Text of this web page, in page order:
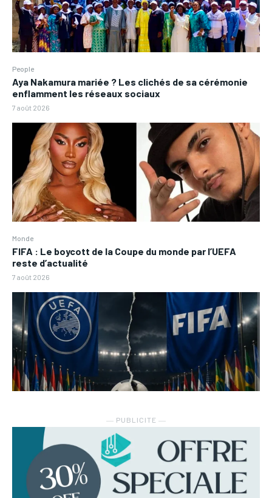
People
Aya Nakamura mariée ? Les clichés de sa cérémonie
enflamment les réseaux sociaux
7 août 2026
Monde
FIFA : Le boycott de la Coupe du monde par l’UEFA
reste d’actualité
7 août 2026
― PUBLICITE ―